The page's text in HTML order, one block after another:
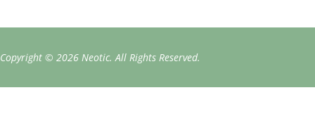
Copyright © 2026 Neotic. All Rights Reserved.